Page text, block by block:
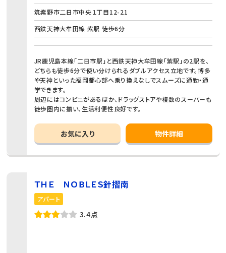
筑紫野市二日市中央１丁目12-21
西鉄天神大牟田線 紫駅 徒歩6分
JR鹿児島本線「二日市駅」と西鉄天神大牟田線「紫駅」の2駅を、
どちらも徒歩6分で使い分けられるダブルアクセス立地です。博多
や天神といった福岡都心部へ乗り換えなしでスムーズに通勤・通
学できます。
周辺にはコンビニがあるほか、ドラッグストアや複数のスーパーも
徒歩圏内に揃い、生活利便性良好です。
お気に入り 物件詳細
ＴＨＥ ＮＯＢＬＥＳ針摺南
アパート
3.4点